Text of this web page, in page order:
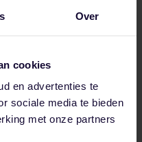
Over
cookies
en advertenties te
sociale media te bieden
met onze partners
behoren